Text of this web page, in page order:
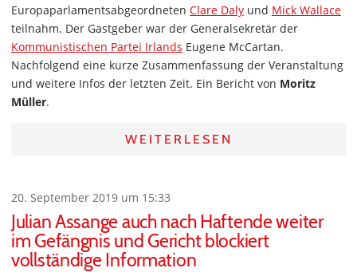
Europaparlamentsabgeordneten Clare Daly und Mick Wallace
teilnahm. Der Gastgeber war der Generalsekretär der
Kommunistischen Partei Irlands Eugene McCartan.
Nachfolgend eine kurze Zusammenfassung der Veranstaltung
und weitere Infos der letzten Zeit. Ein Bericht von Moritz
Müller.
WEITERLESEN
20. September 2019 um 15:33
Julian Assange auch nach Haftende weiter
im Gefängnis und Gericht blockiert
vollständige Information